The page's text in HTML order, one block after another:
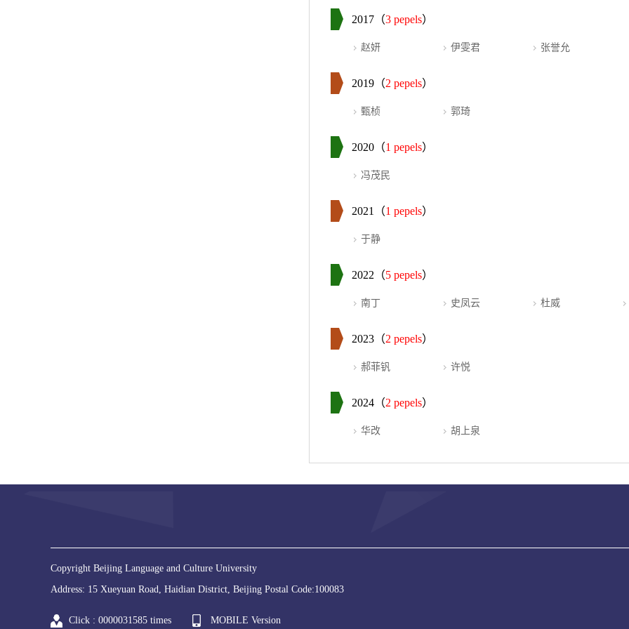
2017（3 pepels）
赵妍 伊雯君 张誉允
2019（2 pepels）
甄桢 郭琦
2020（1 pepels）
冯茂民
2021（1 pepels）
于静
2022（5 pepels）
南丁 史凤云 杜威
2023（2 pepels）
郝菲钒 许悦
2024（2 pepels）
华改 胡上泉
Copyright Beijing Language and Culture University
Address: 15 Xueyuan Road, Haidian District, Beijing Postal Code:100083
Click : 0000031585 times MOBILE Version